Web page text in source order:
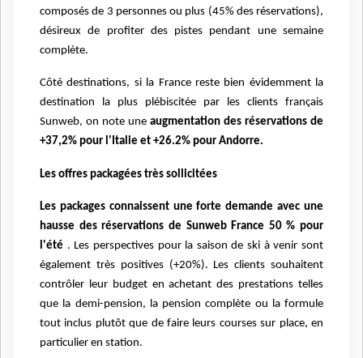
composés de 3 personnes ou plus (45% des réservations),
désireux de profiter des pistes pendant une semaine
complète.
Côté destinations, si la France reste bien évidemment la
destination la plus plébiscitée par les clients français
Sunweb, on note une augmentation des réservations de
+37,2% pour l'Italie et +26.2% pour Andorre.
Les offres packagées très sollicitées
Les packages connaissent une forte demande avec une
hausse des réservations de Sunweb France 50 % pour
l'été . Les perspectives pour la saison de ski à venir sont
également très positives (+20%). Les clients souhaitent
contrôler leur budget en achetant des prestations telles
que la demi-pension, la pension complète ou la formule
tout inclus plutôt que de faire leurs courses sur place, en
particulier en station.